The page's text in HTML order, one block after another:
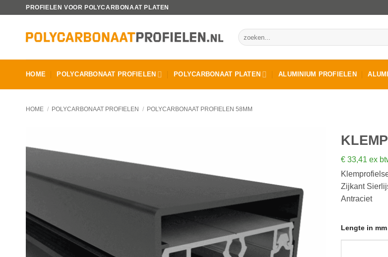
PROFIELEN VOOR POLYCARBONAAT PLATEN
Zoeken
naar:
HOME POLYCARBONAAT PROFIELEN POLYCARBONAAT PLATEN ALUMINIUM PROFIELEN
HOME / POLYCARBONAAT PROFIELEN / POLYCARBONAAT PROFIELEN 58MM
€ 33,41 ex
Zijkant
Antraciet
Lengte in mm